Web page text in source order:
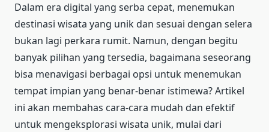
Dalam era digital yang serba cepat, menemukan
destinasi wisata yang unik dan sesuai dengan selera
bukan lagi perkara rumit. Namun, dengan begitu
banyak pilihan yang tersedia, bagaimana seseorang
bisa menavigasi berbagai opsi untuk menemukan
tempat impian yang benar-benar istimewa? Artikel
ini akan membahas cara-cara mudah dan efektif
untuk mengeksplorasi wisata unik, mulai dari